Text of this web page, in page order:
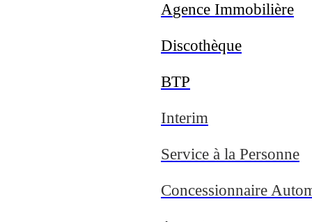
Agence Immobilière
Discothèque
BTP
Interim
Service à la Personne
Concessionnaire